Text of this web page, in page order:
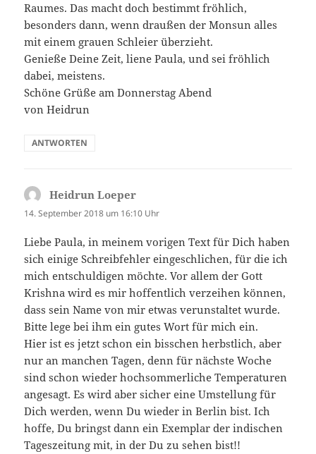
Raumes. Das macht doch bestimmt fröhlich,
besonders dann, wenn draußen der Monsun alles
mit einem grauen Schleier überzieht.
Genieße Deine Zeit, liene Paula, und sei fröhlich
dabei, meistens.
Schöne Grüße am Donnerstag Abend
von Heidrun
ANTWORTEN
Heidrun Loeper
14. September 2018 um 16:10 Uhr
Liebe Paula, in meinem vorigen Text für Dich haben
sich einige Schreibfehler eingeschlichen, für die ich
mich entschuldigen möchte. Vor allem der Gott
Krishna wird es mir hoffentlich verzeihen können,
dass sein Name von mir etwas verunstaltet wurde.
Bitte lege bei ihm ein gutes Wort für mich ein.
Hier ist es jetzt schon ein bisschen herbstlich, aber
nur an manchen Tagen, denn für nächste Woche
sind schon wieder hochsommerliche Temperaturen
angesagt. Es wird aber sicher eine Umstellung für
Dich werden, wenn Du wieder in Berlin bist. Ich
hoffe, Du bringst dann ein Exemplar der indischen
Tageszeitung mit, in der Du zu sehen bist!!